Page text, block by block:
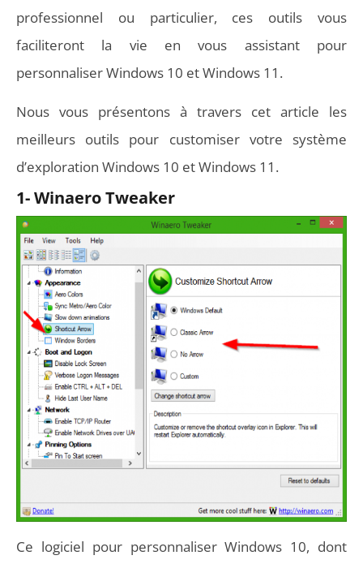
professionnel ou particulier, ces outils vous
faciliteront la vie en vous assistant pour
personnaliser Windows 10 et Windows 11.
Nous vous présentons à travers cet article les
meilleurs outils pour customiser votre système
d’exploration Windows 10 et Windows 11.
1- Winaero Tweaker
Ce logiciel pour personnaliser Windows 10, dont